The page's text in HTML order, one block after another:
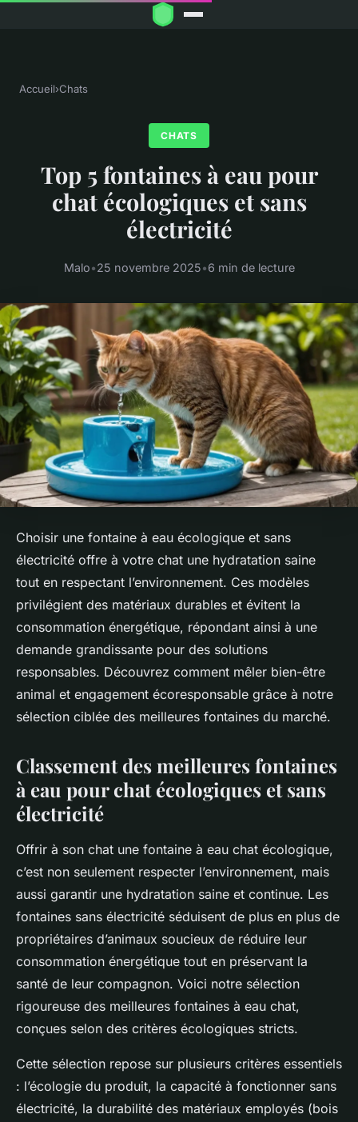
Accueil›Chats
CHATS
Top 5 fontaines à eau pour
chat écologiques et sans
électricité
Malo•25 novembre 2025•6 min de lecture
Choisir une fontaine à eau écologique et sans
électricité offre à votre chat une hydratation saine
tout en respectant l’environnement. Ces modèles
privilégient des matériaux durables et évitent la
consommation énergétique, répondant ainsi à une
demande grandissante pour des solutions
responsables. Découvrez comment mêler bien-être
animal et engagement écoresponsable grâce à notre
sélection ciblée des meilleures fontaines du marché.
Classement des meilleures fontaines
à eau pour chat écologiques et sans
électricité
Offrir à son chat une fontaine à eau chat écologique,
c’est non seulement respecter l’environnement, mais
aussi garantir une hydratation saine et continue. Les
fontaines sans électricité séduisent de plus en plus de
propriétaires d’animaux soucieux de réduire leur
consommation énergétique tout en préservant la
santé de leur compagnon. Voici notre sélection
rigoureuse des meilleures fontaines à eau chat,
conçues selon des critères écologiques stricts.
Cette sélection repose sur plusieurs critères essentiels
: l’écologie du produit, la capacité à fonctionner sans
électricité, la durabilité des matériaux employés (bois